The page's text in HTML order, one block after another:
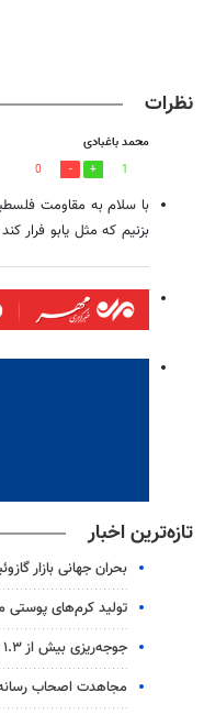
نظرات
محمد باغبادی
1
0
با سلام به مقاومت
بزنیم که مثل یابو فرار
تازه‌ترین اخبار
بحران جهانی بازار
تولید کرم‌های پوستی
جوجه‌ریزی بیش از ۱.۳ میلیون قطعه‌ای در خاش
مجاهدت اصحاب